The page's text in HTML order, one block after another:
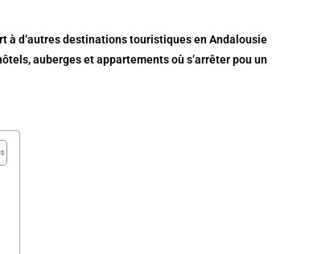
à d’autres destinations touristiques en Andalousie
auberges et appartements où s’arrêter pou un